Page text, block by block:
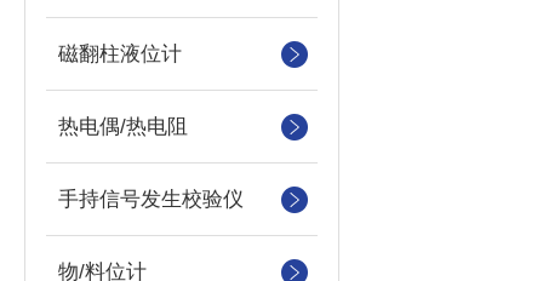
磁翻柱液位计
热电偶/热电阻
手持信号发生校验仪
物/料位计